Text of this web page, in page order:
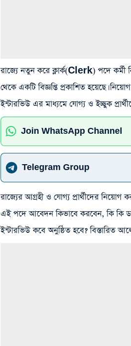
রাজ্যে নতুন করে ক্লার্ক(Clerk) পদে কর্মী
থেকে একটি বিজ্ঞপ্তি প্রকাশিত হয়েছে।
ইন্টারভিউ এর মাধ্যমে যোগ্য ও ইচ্ছুক
Join WhatsApp Channel
Telegram Group
রাজ্যের আগ্রহী ও যোগ্য প্রার্থীদের
এই পদে আবেদন কিভাবে করবেন, কি কি
ইন্টারভিউ কবে অনুষ্ঠিত হবে? বিস্তারিত